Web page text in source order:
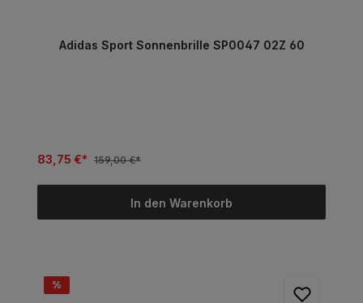
Adidas Sport Sonnenbrille SP0047 02Z 60
83,75 €* 159,00 €*
In den Warenkorb
%